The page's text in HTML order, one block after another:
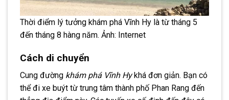
Thời điểm lý tưởng khám phá Vĩnh Hy là từ tháng 5
đến tháng 8 hàng năm. Ảnh: Internet
Cách di chuyển
Cung đường khám phá Vĩnh Hykhá đơn giản. Bạn có
thể đi xe buýt từ trung tâm thành phố Phan Rang đến